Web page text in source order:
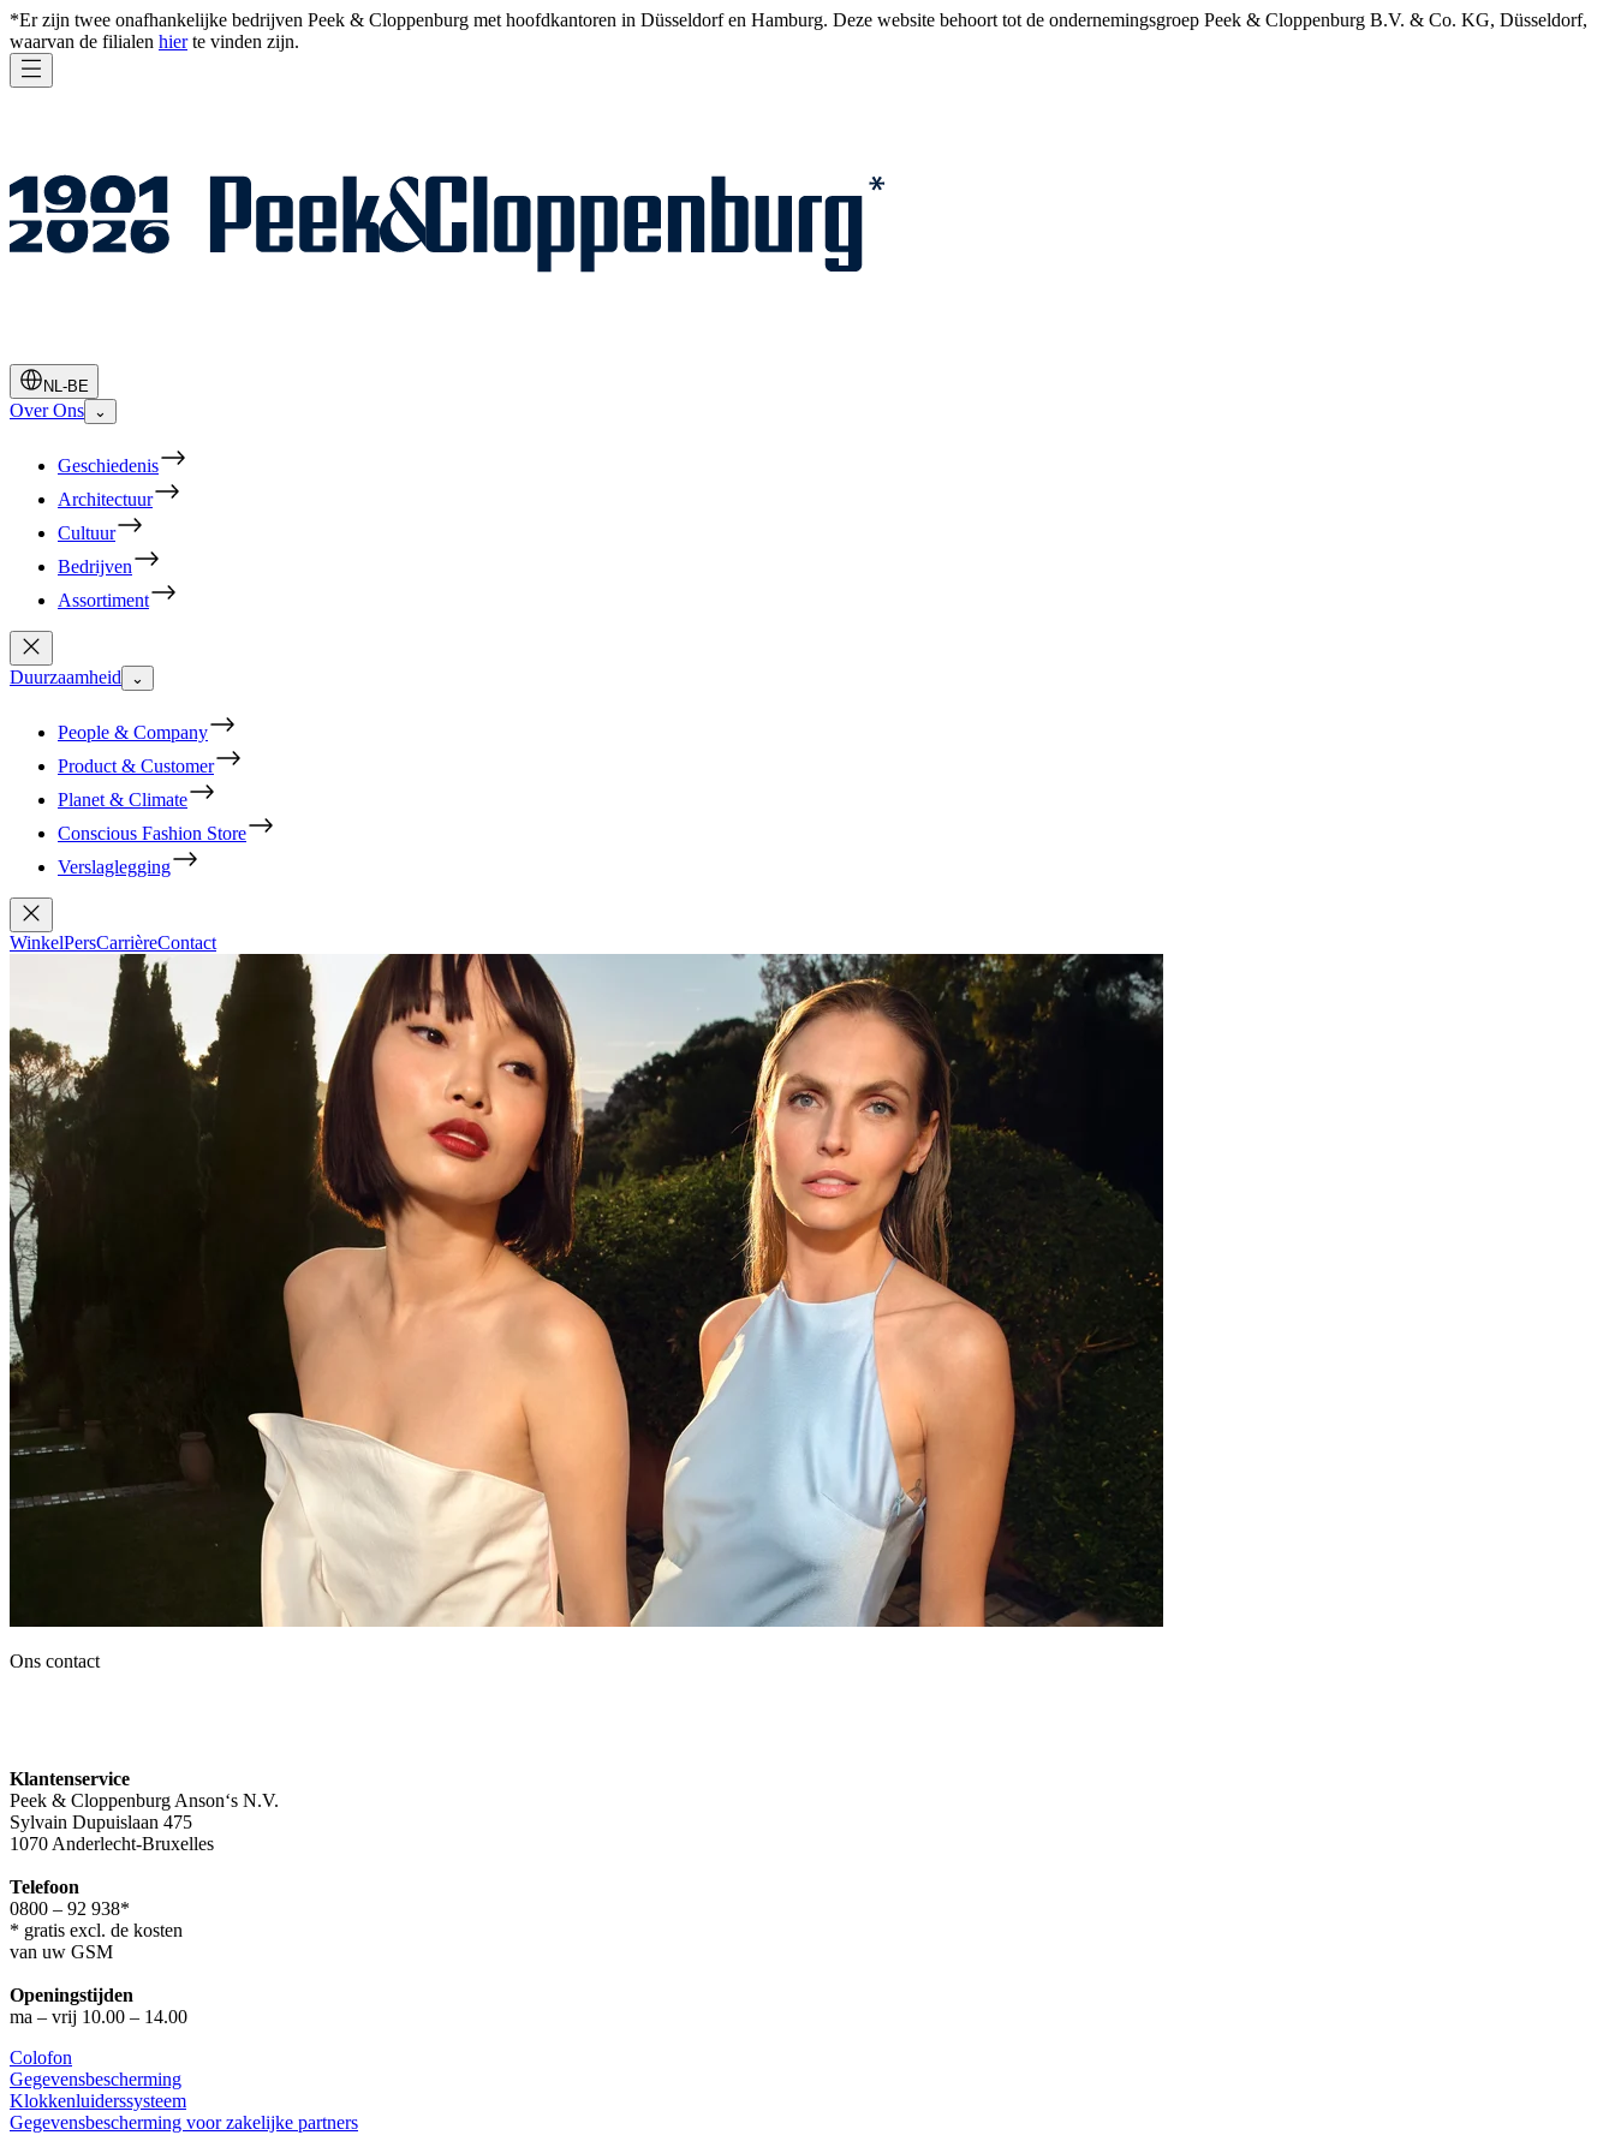
*Er zijn twee onafhankelijke bedrijven Peek & Cloppenburg met hoofdkantoren in Düsseldorf en Hamburg. Deze website behoort tot de ondernemingsgroep Peek & Cloppenburg B.V. & Co. KG, Düsseldorf,
waarvan de filialen hierte vinden zijn.
NL-BE
Over Ons ⌄
Geschiedenis
Architectuur
Cultuur
Bedrijven
Assortiment
Duurzaamheid ⌄
People & Company
Product & Customer
Planet & Climate
Conscious Fashion Store
Verslaglegging
WinkelPersCarrièreContact
Ons contact
Klantenservice
Peek & Cloppenburg Anson‘s N.V.
Sylvain Dupuislaan 475
1070 Anderlecht-Bruxelles
Telefoon
0800 – 92 938*
* gratis excl. de kosten
van uw GSM
Openingstijden
ma – vrij 10.00 – 14.00
Colofon
Gegevensbescherming
Klokkenluiderssysteem
Gegevensbescherming voor zakelijke partners